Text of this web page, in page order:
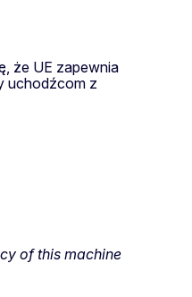
że UE zapewnia
uchodźcom z
of this machine